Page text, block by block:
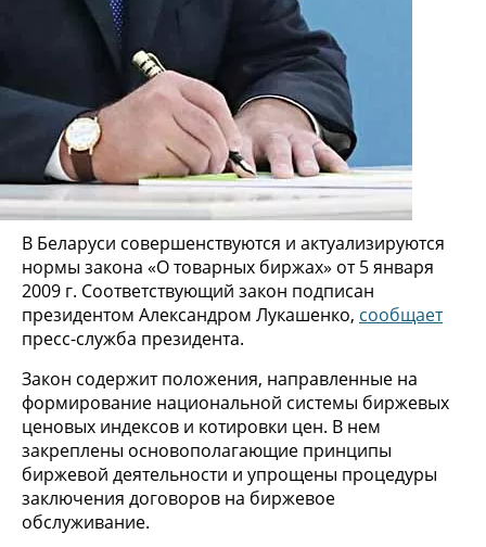
В Беларуси совершенствуются и актуализируются
нормы закона «О товарных биржах» от 5 января
2009 г. Соответствующий закон подписан
президентом Александром Лукашенко, сообщает
пресс-служба президента.
Закон содержит положения, направленные на
формирование национальной системы биржевых
ценовых индексов и котировки цен. В нем
закреплены основополагающие принципы
биржевой деятельности и упрощены процедуры
заключения договоров на биржевое
обслуживание.